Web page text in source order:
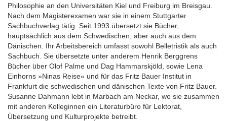
Philosophie an den Universitäten Kiel und Freiburg im Breisgau.
Nach dem Magisterexamen war sie in einem Stuttgarter
Sachbuchverlag tätig. Seit 1993 übersetzt sie Bücher,
hauptsächlich aus dem Schwedischen, aber auch aus dem
Dänischen. Ihr Arbeitsbereich umfasst sowohl Belletristik als auch
Sachbuch. Sie übersetzte unter anderem Henrik Berggrens
Bücher über Olof Palme und Dag Hammarskjöld, sowie Lena
Einhorns »Ninas Reise« und für das Fritz Bauer Institut in
Frankfurt die schwedischen und dänischen Texte von Fritz Bauer.
Susanne Dahmann lebt in Marbach am Neckar, wo sie zusammen
mit anderen Kolleginnen ein Literaturbüro für Lektorat,
Übersetzung und Kulturprojekte betreibt.